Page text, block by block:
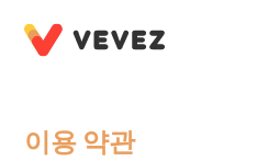
이용 약관